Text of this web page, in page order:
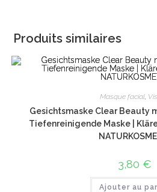
Produits similaires
Masque facial,
Gesichtsmaske Clear Beauty
Tiefenreinigende Maske |
3,80 €
Ajouter au